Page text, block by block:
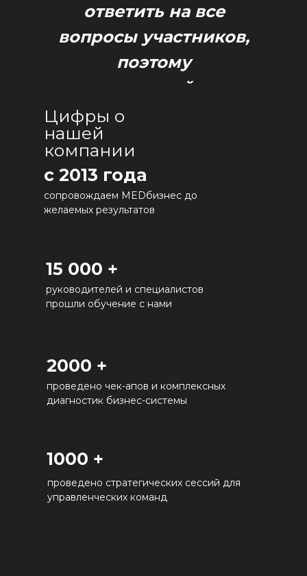
ответить на все
вопросы участников,
поэтому
регистрируйтесь
сейчас!
Цифры о
нашей
компании
сопровождаем MEDбизнес до
желаемых результатов
с 2013 года
руководителей и специалистов
прошли обучение с нами
15 000 +
проведено чек-апов и комплексных
диагностик бизнес-системы
2000 +
проведено стратегических сессий для
управленческих команд
1000 +